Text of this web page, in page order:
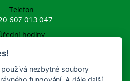
Telefon
607 013 047
hodiny
nezbytné soubory
fungování. A dále další